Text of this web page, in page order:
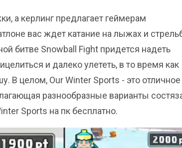
а керлинг предлагает геймерам
вас ждет катание на лыжах и
битве Snowball Fight придется надеть
и далеко улететь, в то время как
В целом, Our Winter Sports - это отличное
разнообразные варианты
Sports на пк бесплатно.